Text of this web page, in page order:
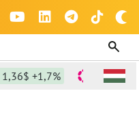
+1,7% DOT